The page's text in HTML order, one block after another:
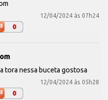
12/04/2024 às 07h24
0
tora nessa buceta gostosa
12/04/2024 às 05h28
0